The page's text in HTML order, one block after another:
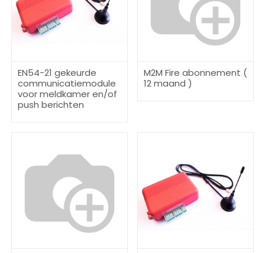
EN54-21 gekeurde
communicatiemodule
voor meldkamer en/of
push berichten
M2M Fire abonnement (
12 maand )